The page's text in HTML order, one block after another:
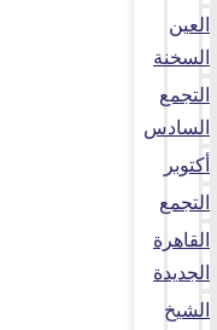
العين
السخنة
التجمع
السادس
أكتوبر
التجمع
القاهرة
الجديدة
الشيخ